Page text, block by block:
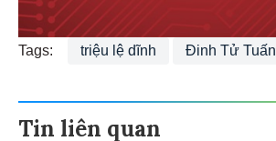
Tags: triệu lệ dĩnh Đinh Tử Tuấn
Tin liên quan